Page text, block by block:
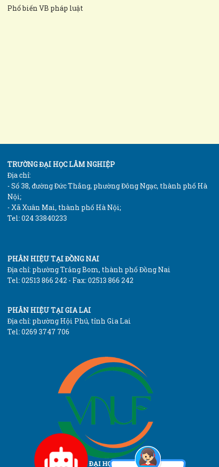
Phổ biến VB pháp luật
TRƯỜNG ĐẠI HỌC LÂM NGHIỆP
Địa chỉ:
- Số 38, đường Đức Thắng, phường Đông Ngạc, thành phố Hà
Nội;
- Xã Xuân Mai, thành phố Hà Nội;
Tel: 024 33840233
PHÂN HIỆU TẠI ĐỒNG NAI
Địa chỉ: phường Trảng Bom, thành phố Đồng Nai
Tel: 02513 866 242 - Fax: 02513 866 242
PHÂN HIỆU TẠI GIA LAI
Địa chỉ: phường Hội Phú, tỉnh Gia Lai
Tel: 0269 3747 706
TRƯỜNG ĐẠI HỌC LÂM NGHIỆP